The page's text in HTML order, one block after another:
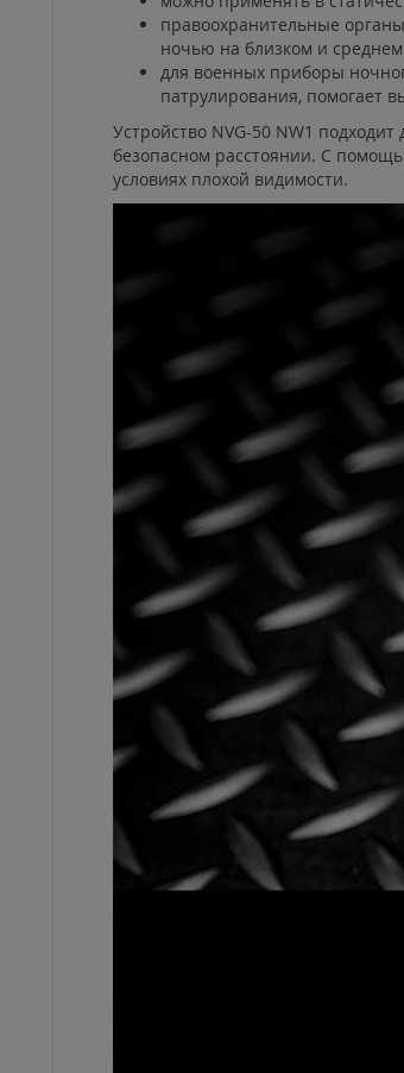
правоохранительные
ночью на близком и
для военных приборы
патрулирования, помогает
Устройство NVG-50 NW1
безопасном расстоянии. С
условиях плохой видимости.